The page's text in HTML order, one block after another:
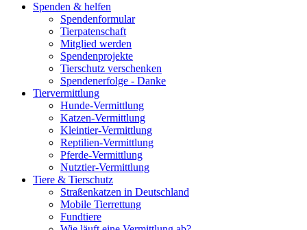
Spenden & helfen
Spendenformular
Tierpatenschaft
Mitglied werden
Spendenprojekte
Tierschutz verschenken
Spendenerfolge - Danke
Tiervermittlung
Hunde-Vermittlung
Katzen-Vermittlung
Kleintier-Vermittlung
Reptilien-Vermittlung
Pferde-Vermittlung
Nutztier-Vermittlung
Tiere & Tierschutz
Straßenkatzen in Deutschland
Mobile Tierrettung
Fundtiere